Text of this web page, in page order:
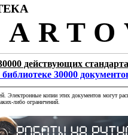
действующих стандарта
30000
копии этих документов могут
либо ограничений.